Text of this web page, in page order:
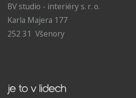
BV studio - interiéry s. r. o.
Karla Majera 177
252 31 Všenory